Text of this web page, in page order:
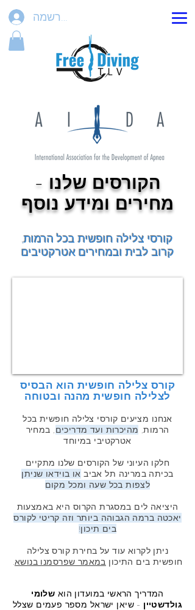
הרשמה
הקורסים שלנו -
מחירים ומידע נוסף
קורסי צלילה חופשית בכל הרמות,
קרוב לבית ובמחירים אטרקטיבים
קורס צלילה חופשית הוא הבסיס
לצלילה חופשית מהנה ובטוחה
אנחנו מציעים קורסי צלילה חופשית בכל
הרמות, מהיכרות ועד מדריכים , במחיר
אטרקטיבי במיוחד
חלקו העיוני של הקורסים שלנו מתקיים
בכיתה במרינה תל אביב או בוידאו שניתן
לצפות בכל שעה ומכל מקום
היציאה לים במסגרת הקרוס היא באמצעות
יאכטה ברמה הגבוהה ביותר וזה קריטי לקורס
בים תיכון!
ניתן לקרוא עוד על בחירת קורס צלילה
חופשית בים התיכון במאמר שפרסמנו בנושא
המדריך הראשי במועדון הוא שלומי
גולדשטיין - שיאן ישראל מספר פעמים שצלל